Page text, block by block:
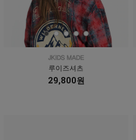
루이즈셔츠
29,800원